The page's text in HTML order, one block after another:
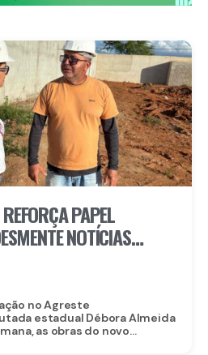
PAPEL
NOTÍCIAS
DO CORPO DE
JARDIM
no Agreste
estadual Débora Almeida
as obras do novo...